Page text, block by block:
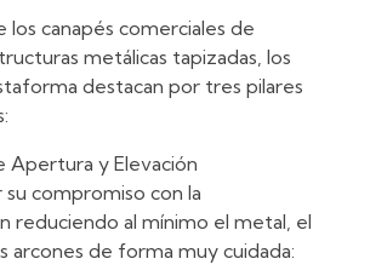
los canapés comerciales de
metálicas tapizadas, los
destacan por tres pilares
Apertura y Elevación
compromiso con la
reduciendo al mínimo el metal, el
arcones de forma muy cuidada: